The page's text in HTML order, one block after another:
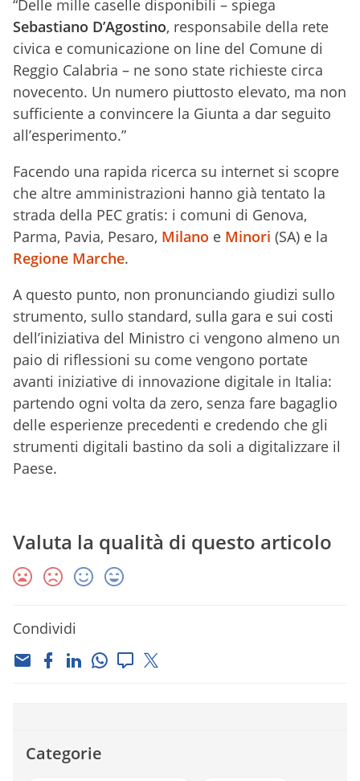
“Delle mille caselle disponibili – spiega
Sebastiano D’Agostino, responsabile della rete
civica e comunicazione on line del Comune di
Reggio Calabria – ne sono state richieste circa
novecento. Un numero piuttosto elevato, ma non
sufficiente a convincere la Giunta a dar seguito
all’esperimento.”
Facendo una rapida ricerca su internet si scopre
che altre amministrazioni hanno già tentato la
strada della PEC gratis: i comuni di Genova,
Parma, Pavia, Pesaro, Milano e Minori (SA) e la
Regione Marche.
A questo punto, non pronunciando giudizi sullo
strumento, sullo standard, sulla gara e sui costi
dell’iniziativa del Ministro ci vengono almeno un
paio di riflessioni su come vengono portate
avanti iniziative di innovazione digitale in Italia:
partendo ogni volta da zero, senza fare bagaglio
delle esperienze precedenti e credendo che gli
strumenti digitali bastino da soli a digitalizzare il
Paese.
Valuta la qualità di questo articolo
Condividi
Categorie